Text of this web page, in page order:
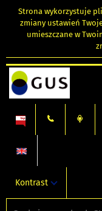
Strona wykorzystuje
zmiany ustawień
umieszczane w
Kontrast